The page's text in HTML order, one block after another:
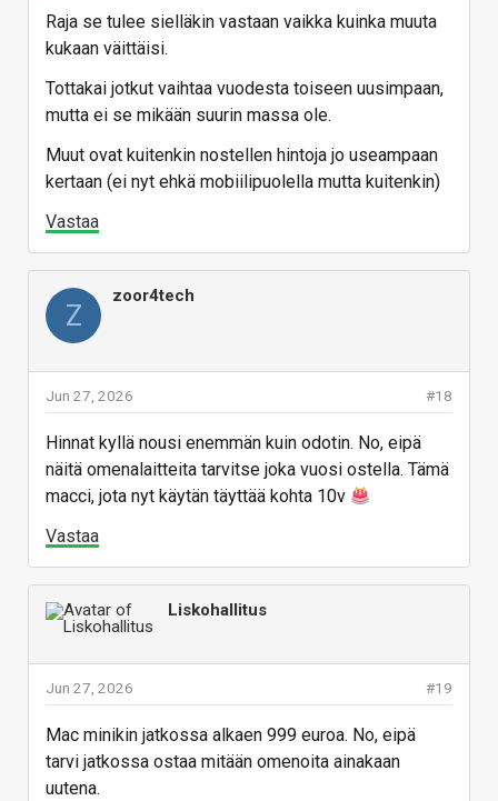
Raja se tulee sielläkin vastaan vaikka kuinka muuta
kukaan väittäisi.
Tottakai jotkut vaihtaa vuodesta toiseen uusimpaan,
mutta ei se mikään suurin massa ole.
Muut ovat kuitenkin nostellen hintoja jo useampaan
kertaan (ei nyt ehkä mobiilipuolella mutta kuitenkin)
Vastaa
Z
zoor4tech
#18
Jun 27, 2026
Hinnat kyllä nousi enemmän kuin odotin. No, eipä
näitä omenalaitteita tarvitse joka vuosi ostella. Tämä
macci, jota nyt käytän täyttää kohta 10v
Vastaa
Liskohallitus
#19
Jun 27, 2026
Mac minikin jatkossa alkaen 999 euroa. No, eipä
tarvi jatkossa ostaa mitään omenoita ainakaan
uutena.